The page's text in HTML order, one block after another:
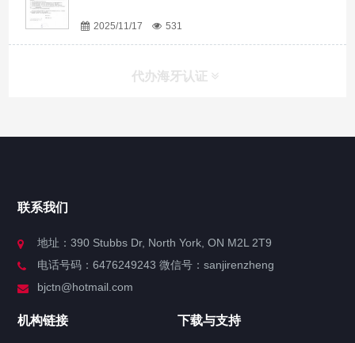
2025/11/17 531
代办海牙认证
服务分类
联系我们
地址：390 Stubbs Dr, North York, ON M2L 2T9
电话号码：6476249243 微信号：sanjirenzheng
bjctn@hotmail.com
机构链接 下载与支持